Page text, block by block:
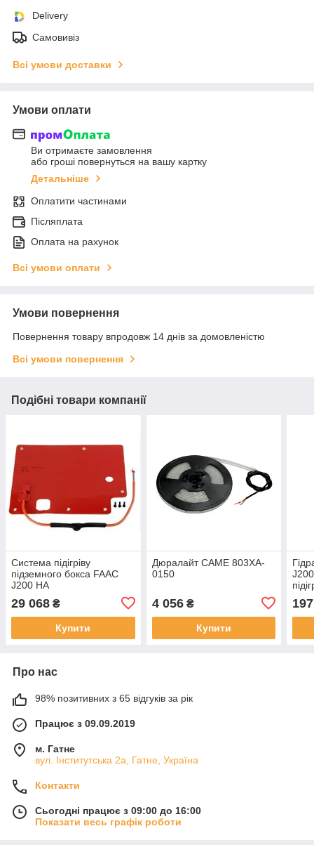
Delivery
Самовивіз
Всі умови доставки
Умови оплати
Ви отримаєте замовлення
або гроші повернуться на вашу картку
Детальніше
Оплатити частинами
Післяплата
Оплата на рахунок
Всі умови оплати
Умови повернення
Повернення товару впродовж 14 днів за домовленістю
Всі умови повернення
Подібні товари компанії
Система підігріву
підземного бокса FAAC
J200 HA
29 068 ₴
Купити
Дюралайт CAME 803XA-
0150
4 056₴
Купити
Про нас
98% позитивних з 65 відгуків за рік
Працює з 09.09.2019
м. Гатне
вул. Інститутська 2а, Гатне, Україна
Контакти
Сьогодні працює з 09:00 до 16:00
Показати весь графік роботи